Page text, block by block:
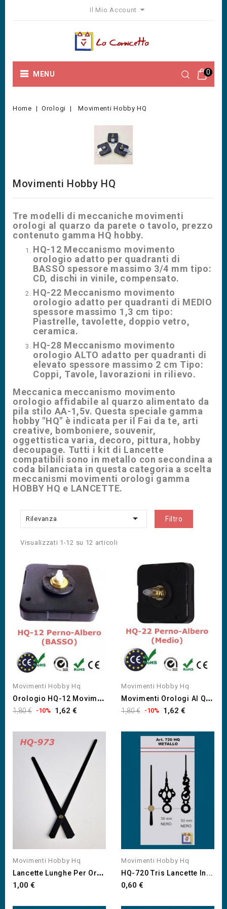
Il Mio Account
0
MENU
Home Orologi Movimenti Hobby HQ
Movimenti Hobby HQ
Tre modelli di meccaniche movimenti
orologi al quarzo da parete o tavolo, prezzo
contenuto gamma HQ hobby.
HQ-12 Meccanismo movimento
orologio adatto per quadranti di
BASSO spessore massimo 3/4 mm tipo:
CD, dischi in vinile, compensato.
HQ-22 Meccanismo movimento
orologio adatto per quadranti di MEDIO
spessore massimo 1,3 cm tipo:
Piastrelle, tavolette, doppio vetro,
ceramica.
HQ-28 Meccanismo movimento
orologio ALTO adatto per quadranti di
elevato spessore massimo 2 cm Tipo:
Coppi, Tavole, lavorazioni in rilievo.
Meccanica meccanismo movimento
orologio affidabile al quarzo alimentato da
pila stilo AA-1,5v. Questa speciale gamma
hobby "HQ" è indicata per il Fai da te, arti
creative, bomboniere, souvenir,
oggettistica varia, decoro, pittura, hobby
decoupage. Tutti i kit di Lancette
compatibili sono in metallo con secondina a
coda bilanciata in questa categoria a scelta
meccanismi movimenti orologi gamma
HOBBY HQ e LANCETTE.
Rilevanza  Filtro
Visualizzati 1-12 su 12 articoli
Movimenti Hobby Hq
O
Rologio HQ-12 Movimento...
Prezzo
listino
1,80 € -10% Prezzo
1,62 €
Movimenti Hobby Hq
M
Ovimenti Orologi Al Quarzo...
Prezzo
listino
1,80 € -10% Prezzo
1,62 €
Movimenti Hobby Hq
L
Ancette Lunghe Per Orologi...
Prezzo
1,00 €
Movimenti Hobby Hq
HQ-720 Tris Lancette In...
Prezzo
0,60 €